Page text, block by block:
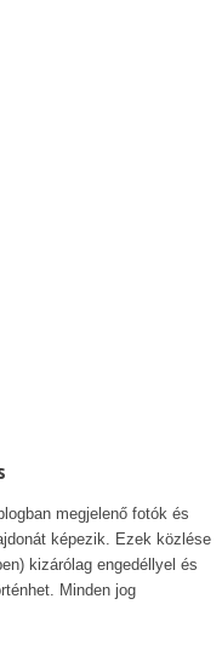
megjelenő fotók és
képezik. Ezek közlése
kizárólag engedéllyel és
Minden jog